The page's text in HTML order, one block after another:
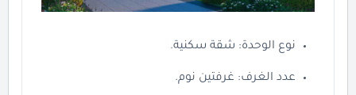
نوع الوحدة: شقة سكنية.
عدد الغرف: غرفتين نوم.